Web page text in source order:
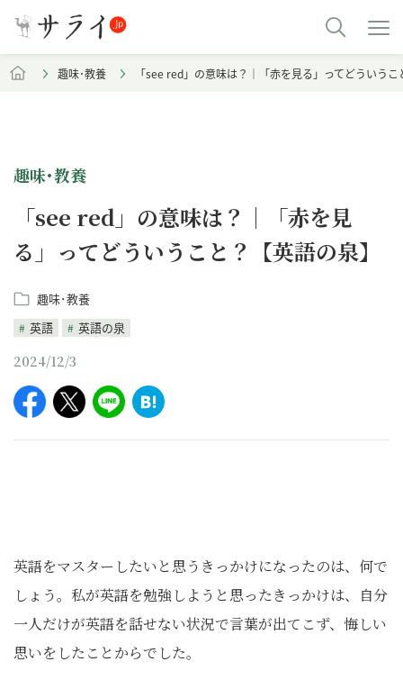
趣味･教養 「see red」の意味は？｜「赤を見る」ってどういう
趣味･教養
「see red」の意味は？｜「赤を見
る」ってどういうこと？【英語の泉】
趣味･教養
英語
英語の泉
2024/12/3
英語をマスターしたいと思うきっかけになったのは、何で
しょう。私が英語を勉強しようと思ったきっかけは、自分
一人だけが英語を話せない状況で言葉が出てこず、悔しい
思いをしたことからでした。